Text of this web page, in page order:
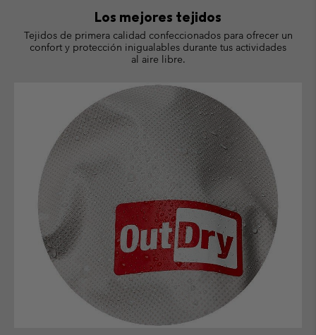
Los mejores tejidos
Tejidos de primera calidad confeccionados para ofrecer un
confort y protección inigualables durante tus actividades
al aire libre.